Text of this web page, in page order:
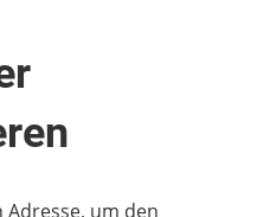
Adresse, um den